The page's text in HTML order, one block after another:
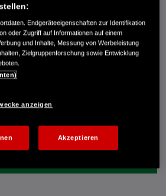
Endgeräteeigenschaften zur Identifikation
oder Zugriff auf Informationen auf einem
und Inhalte, Messung von Werbeleistung
Zielgruppenforschung sowie Entwicklung
anzeigen
Akzeptieren